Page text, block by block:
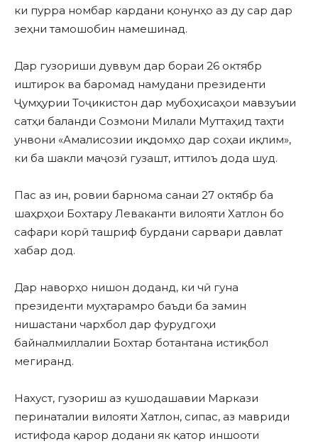
ки пурра номбар кардани қонунҳо аз ду сар дар
зеҳни тамошобин намешинад.
Дар гузориши дуввум дар бораи 26 октябр
иштирок ва баромад намудани президенти
Ҷумҳурии Тоҷикистон дар мубоҳисаҳои мавзуъии
сатҳи баланди Созмони Милали Муттаҳид таҳти
унвони «Амалисозии иқдомҳо дар соҳаи иқлим»,
ки ба шакли маҷозӣ гузашт, иттилоъ дода шуд.
Пас аз ин, ровии барнома санаи 27 октябр ба
шаҳрҳои Бохтару Леваканти вилояти Хатлон бо
сафари корӣ ташриф бурдани сарвари давлат
хабар дод.
Дар наворҳо нишон доданд, ки чӣ гуна
президенти муҳтарамро баъди ба замин
нишастани чархбол дар фурудгоҳи
байналмиллалии Бохтар ботантана истиқбол
мегиранд.
Нахуст, гузориш аз кушодашавии Маркази
перинаталии вилояти Хатлон, сипас, аз мавриди
истифода қарор додани як қатор иншооти